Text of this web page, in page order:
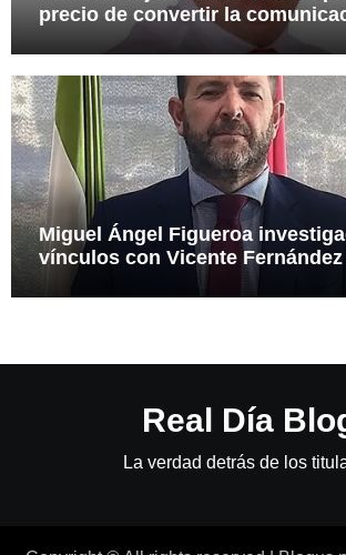
precio de convertir la
Miguel Ángel Figueroa
vínculos con Vicente Fernández
Real Día
La verdad detrás de los